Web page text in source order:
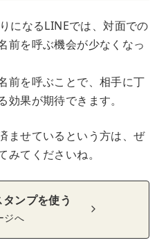
になるLINEでは、対面での
前を呼ぶ機会が少なくなっ
前を呼ぶことで、相手に丁
果が期待できます。
ませているという方は、ぜ
みてくださいね。
タンプを使う
ジへ